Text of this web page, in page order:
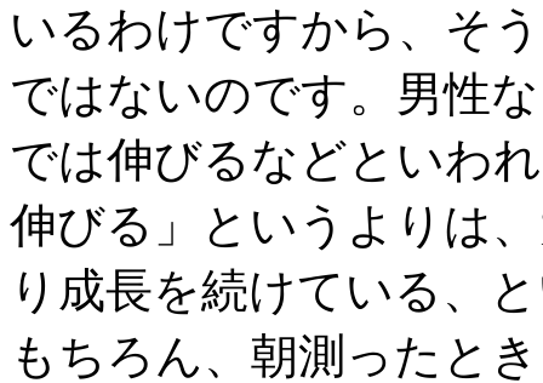
いるわけですから、そ
ではないのです。男性
では伸びるなどといわ
伸びる」というよりは
り成長を続けている、
もちろん、朝測ったと